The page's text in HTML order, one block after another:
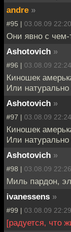
andre »
#95 | 03.08.09 22:20
Они явно с чем-
Ashotovich »
#96 | 03.08.09 22:24
Киношек
Или натурально
Ashotovich »
#97 | 03.08.09 22:24
Киношек
Или натурально
Ashotovich »
#98 | 03.08.09 22:26
Миль пардон,
ivanessens »
#99 | 03.08.09 22:29
[радуется, что